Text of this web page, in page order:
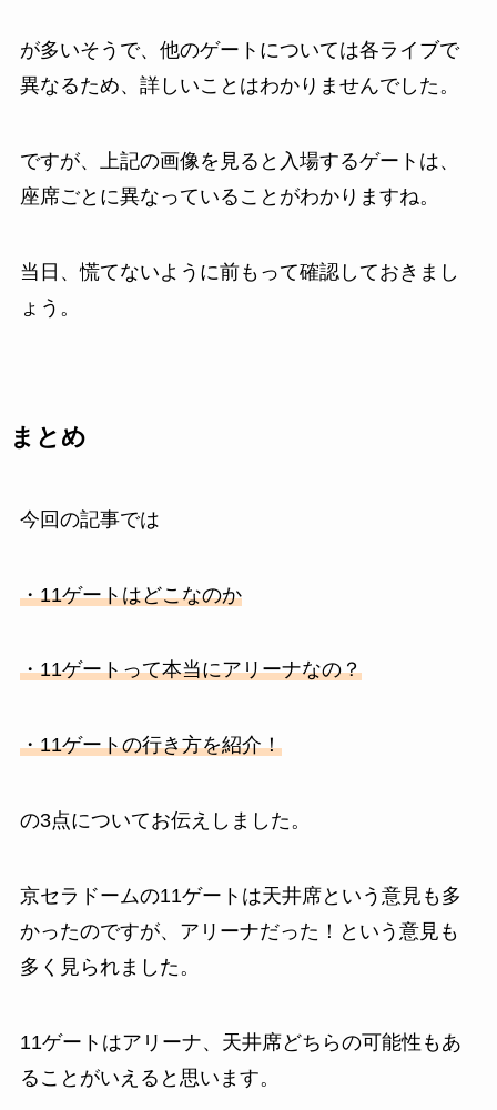
が多いそうで、他のゲートについては各ライブで
異なるため、詳しいことはわかりませんでした。
ですが、上記の画像を見ると入場するゲートは、
座席ごとに異なっていることがわかりますね。
当日、慌てないように前もって確認しておきまし
ょう。
まとめ
今回の記事では
・11ゲートはどこなのか
・11ゲートって本当にアリーナなの？
・11ゲートの行き方を紹介！
の3点についてお伝えしました。
京セラドームの11ゲートは天井席という意見も多
かったのですが、アリーナだった！という意見も
多く見られました。
11ゲートはアリーナ、天井席どちらの可能性もあ
ることがいえると思います。